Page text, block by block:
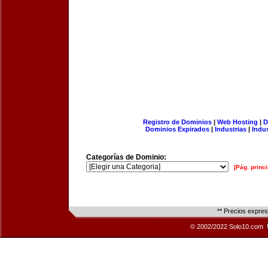
Registro de Dominios| Web Hosting |
Dominios Expirados | Industrias |
Categorías de Dominio:
[Pág.
** Precios
© 2002/2022 Solo10.com